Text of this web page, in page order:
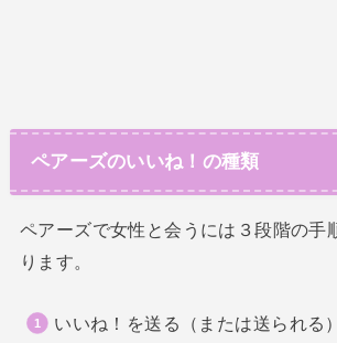
ペアーズのいいね！の種類
ペアーズで女性と会うには３段階の手
ります。
いいね！を送る（または送られる）